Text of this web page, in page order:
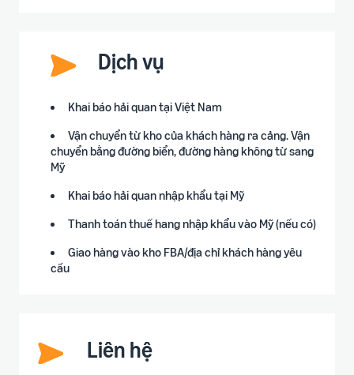
Dịch vụ
Khai báo hải quan tại Việt Nam
Vận chuyển từ kho của khách hàng ra cảng. Vận
chuyển bằng đường biển, đường hàng không từ sang
Mỹ
Khai báo hải quan nhập khẩu tại Mỹ
Thanh toán thuế hang nhập khẩu vào Mỹ (nếu có)
Giao hàng vào kho FBA/địa chỉ khách hàng yêu
cầu
Liên hệ